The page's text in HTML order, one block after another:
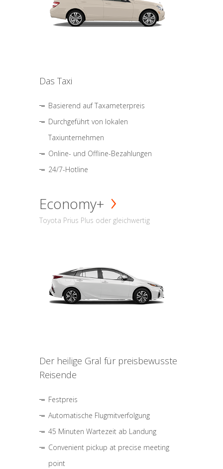
Das Taxi
Basierend auf Taxameterpreis
Durchgeführt von lokalen
Taxiunternehmen
Online- und Offline-Bezahlungen
24/7-Hotline
Economy+
Toyota Prius Plus oder gleichwertig
Der heilige Gral für preisbewusste
Reisende
Festpreis
Automatische Flugmitverfolgung
45 Minuten Wartezeit ab Landung
Convenient pickup at precise meeting
point